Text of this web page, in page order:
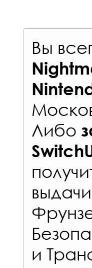
Вы
Либо
и